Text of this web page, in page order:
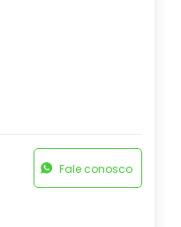
Fale conosco